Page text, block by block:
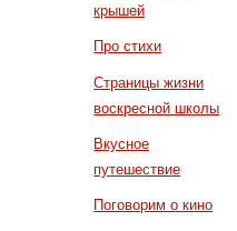
крышей
Про стихи
Страницы жизни
воскресной школы
Вкусное
путешествие
Поговорим о кино